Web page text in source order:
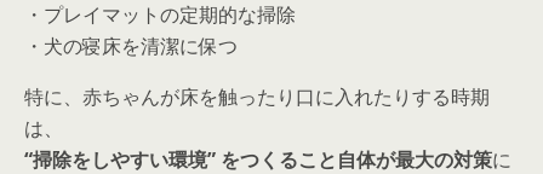
・プレイマットの定期的な掃除
・犬の寝床を清潔に保つ
特に、赤ちゃんが床を触ったり口に入れたりする時期
は、
“掃除をしやすい環境” をつくること自体が最大の対策に